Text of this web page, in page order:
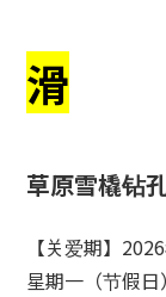
滑
草原雪橇钻
【关爱期】
星期一（节假日）